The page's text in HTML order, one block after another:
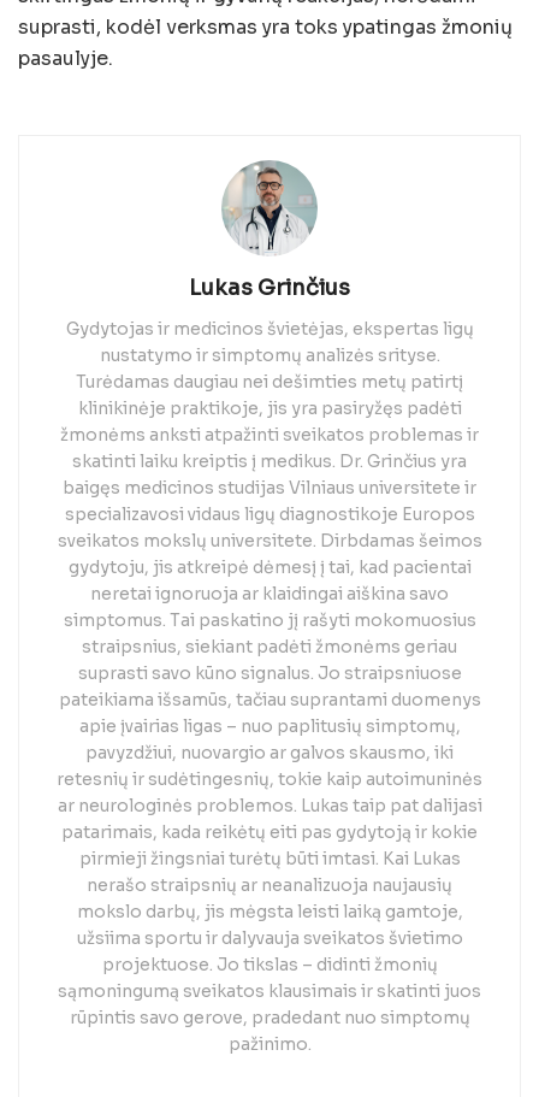
suprasti, kodėl verksmas yra toks ypatingas žmonių
pasaulyje.
Lukas Grinčius
Gydytojas ir medicinos švietėjas, ekspertas ligų
nustatymo ir simptomų analizės srityse.
Turėdamas daugiau nei dešimties metų patirtį
klinikinėje praktikoje, jis yra pasiryžęs padėti
žmonėms anksti atpažinti sveikatos problemas ir
skatinti laiku kreiptis į medikus. Dr. Grinčius yra
baigęs medicinos studijas Vilniaus universitete ir
specializavosi vidaus ligų diagnostikoje Europos
sveikatos mokslų universitete. Dirbdamas šeimos
gydytoju, jis atkreipė dėmesį į tai, kad pacientai
neretai ignoruoja ar klaidingai aiškina savo
simptomus. Tai paskatino jį rašyti mokomuosius
straipsnius, siekiant padėti žmonėms geriau
suprasti savo kūno signalus. Jo straipsniuose
pateikiama išsamūs, tačiau suprantami duomenys
apie įvairias ligas – nuo paplitusių simptomų,
pavyzdžiui, nuovargio ar galvos skausmo, iki
retesnių ir sudėtingesnių, tokie kaip autoimuninės
ar neurologinės problemos. Lukas taip pat dalijasi
patarimais, kada reikėtų eiti pas gydytoją ir kokie
pirmieji žingsniai turėtų būti imtasi. Kai Lukas
nerašo straipsnių ar neanalizuoja naujausių
mokslo darbų, jis mėgsta leisti laiką gamtoje,
užsiima sportu ir dalyvauja sveikatos švietimo
projektuose. Jo tikslas – didinti žmonių
sąmoningumą sveikatos klausimais ir skatinti juos
rūpintis savo gerove, pradedant nuo simptomų
pažinimo.